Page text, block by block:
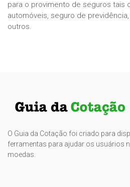
para o provimento de seguros tais
automóveis, seguro de
outros.
O Guia da Cotação foi criado para
ferramentas para ajudar os usuários
moedas.